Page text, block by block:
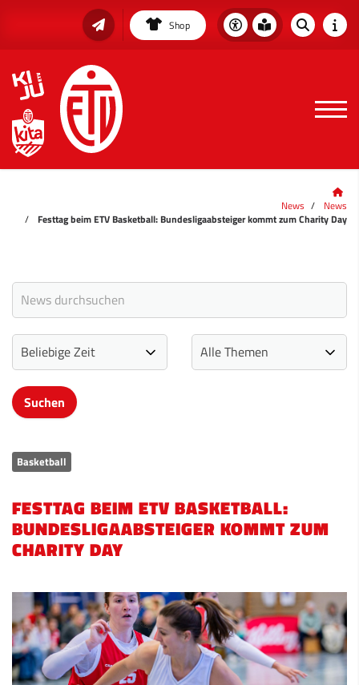
Shop
News
News
Festtag beim ETV Basketball: Bundesligaabsteiger kommt zum Charity Day
Basketball
FESTTAG BEIM ETV BASKETBALL:
BUNDESLIGAABSTEIGER KOMMT ZUM
CHARITY DAY